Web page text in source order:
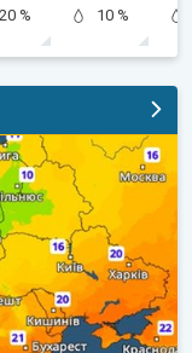
20 %
10 %
стане легше. . .